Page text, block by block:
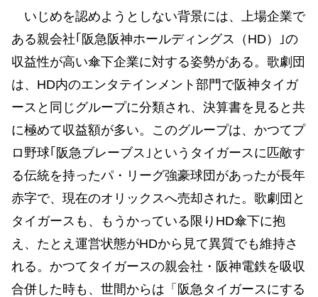
いじめを認めようとしない背景には、上場企業で
ある親会社｢阪急阪神ホールディングス（HD）｣の
収益性が高い傘下企業に対する姿勢がある。歌劇団
は、HD内のエンタテインメント部門で阪神タイガ
ースと同じグループに分類され、決算書を見ると共
に極めて収益額が多い。このグループは、かつてプ
ロ野球｢阪急ブレーブス｣というタイガースに匹敵す
る伝統を持ったパ・リーグ強豪球団があったが長年
赤字で、現在のオリックスへ売却された。歌劇団と
タイガースも、もうかっている限りHD傘下に抱
え、たとえ運営状態がHDから見て異質でも維持さ
れる。かつてタイガースの親会社・阪神電鉄を吸収
合併した時も、世間からは「阪急タイガースにする